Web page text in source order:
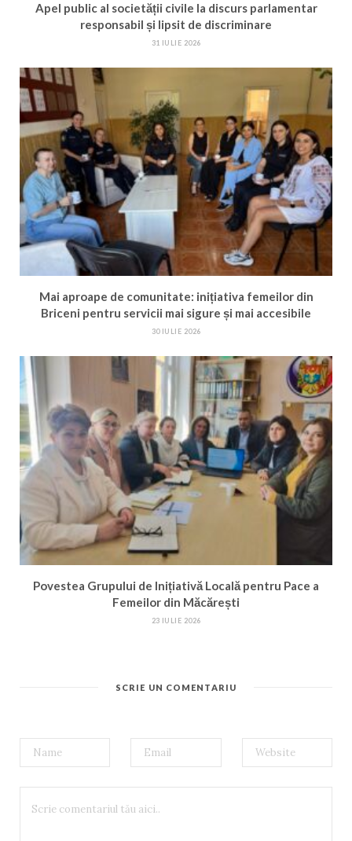
Apel public al societății civile la discurs parlamentar
responsabil și lipsit de discriminare
31 IULIE 2026
Mai aproape de comunitate: inițiativa femeilor din
Briceni pentru servicii mai sigure și mai accesibile
30 IULIE 2026
Povestea Grupului de Inițiativă Locală pentru Pace a
Femeilor din Măcărești
23 IULIE 2026
SCRIE UN COMENTARIU